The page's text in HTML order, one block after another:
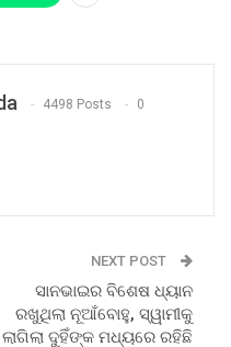
4498 Posts 0
NEXT POST
ସାନଭାଇର ବିଶେଷ ଧ୍ୟାନ
ରଖୁଥିଲା ନୂଆଁବୋହୁ, ସ୍ୱାମୀକୁ
ଲାଗିଲା ଦୁହିଁଙ୍କ ମଧ୍ୟରେ ରହିଛି